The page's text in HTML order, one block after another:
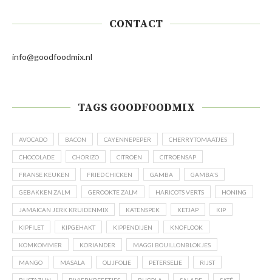
CONTACT
info@goodfoodmix.nl
TAGS GOODFOODMIX
AVOCADO BACON CAYENNEPEPER CHERRYTOMAATJES
CHOCOLADE CHORIZO CITROEN CITROENSAP
FRANSE KEUKEN FRIED CHICKEN GAMBA GAMBA'S
GEBAKKEN ZALM GEROOKTE ZALM HARICOTS VERTS HONING
JAMAICAN JERK KRUIDENMIX KATENSPEK KETJAP KIP
KIPFILET KIPGEHAKT KIPPENDIJEN KNOFLOOK
KOMKOMMER KORIANDER MAGGI BOUILLONBLOKJES
MANGO MASALA OLIJFOLIE PETERSELIE RIJST